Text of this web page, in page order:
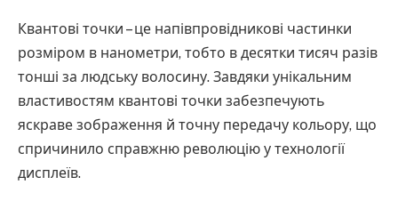
Квантові точки – це напівпровідникові частинки
розміром в нанометри, тобто в десятки тисяч разів
тонші за людську волосину. Завдяки унікальним
властивостям квантові точки забезпечують
яскраве зображення й точну передачу кольору, що
спричинило справжню революцію у технології
дисплеїв.